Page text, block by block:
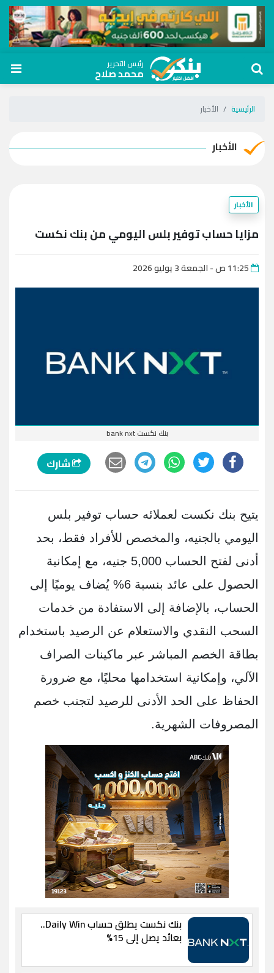
رئيس التحرير
محمد صلاح
الرئيسية الأخبار
الأخبار
الأخبار
مزايا حساب توفير بلس اليومي من بنك نكست
بنك نكست bank nxt
شارك
يتيح بنك نكست لعملائه حساب توفير بلس
اليومي بالجنيه، والمخصص للأفراد فقط، بحد
أدنى لفتح الحساب 5,000 جنيه، مع إمكانية
الحصول على عائد بنسبة 6% يُضاف يوميًا إلى
الحساب، بالإضافة إلى الاستفادة من خدمات
السحب النقدي والاستعلام عن الرصيد باستخدام
بطاقة الخصم المباشر عبر ماكينات الصراف
الآلي، وإمكانية استخدامها محليًا، مع ضرورة
الحفاظ على الحد الأدنى للرصيد لتجنب خصم
المصروفات الشهرية.
بنك نكست يطلق حساب Daily Win..
بعائد يصل إلى 15%